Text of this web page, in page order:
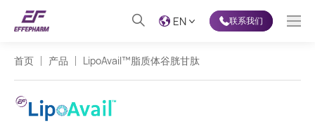
EN 联系我们
首页 产品 LipoAvail™脂质体谷胱甘肽